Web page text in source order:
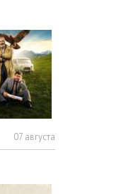
07 августа